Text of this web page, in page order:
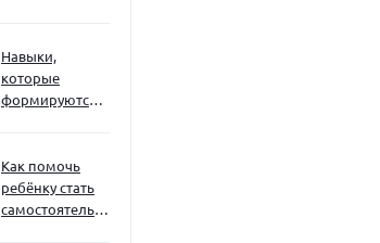
Навыки,
которые
формируются
ребёнка
успешным
Как помочь
ребёнку стать
самостоятельным